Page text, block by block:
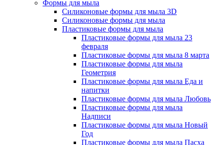
Формы для мыла
Силиконовые формы для мыла 3D
Силиконовые формы для мыла
Пластиковые формы для мыла
Пластиковые формы для мыла 23
февраля
Пластиковые формы для мыла 8 марта
Пластиковые формы для мыла
Геометрия
Пластиковые формы для мыла Еда и
напитки
Пластиковые формы для мыла Любовь
Пластиковые формы для мыла
Надписи
Пластиковые формы для мыла Новый
Год
Пластиковые формы для мыла Пасха